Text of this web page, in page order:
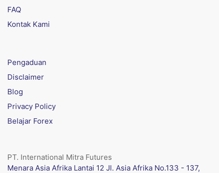
FAQ
Kontak Kami
Pengaduan
Disclaimer
Blog
Privacy Policy
Belajar Forex
PT. International Mitra Futures
Menara Asia Afrika Lantai 12 Jl. Asia Afrika No.133 - 137,